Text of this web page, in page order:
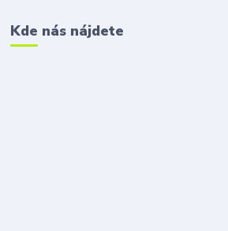
Kde nás nájdete